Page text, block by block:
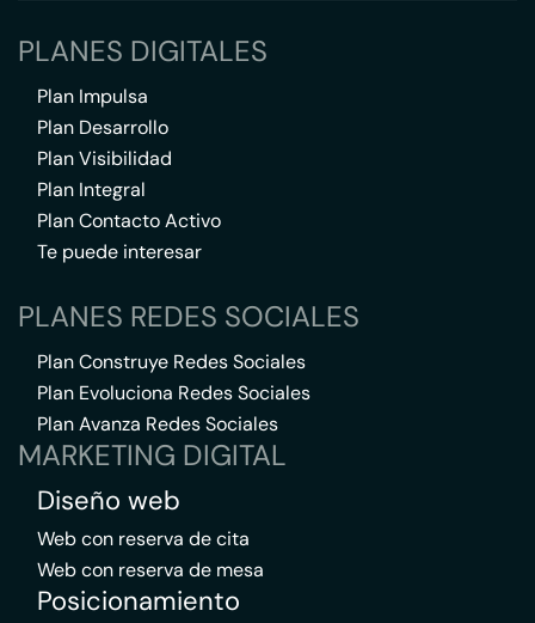
PLANES DIGITALES
Plan Impulsa
Plan Desarrollo
Plan Visibilidad
Plan Integral
Plan Contacto Activo
Te puede interesar
PLANES REDES SOCIALES
Plan Construye Redes Sociales
Plan Evoluciona Redes Sociales
Plan Avanza Redes Sociales
MARKETING DIGITAL
Diseño web
Web con reserva de cita
Web con reserva de mesa
Posicionamiento